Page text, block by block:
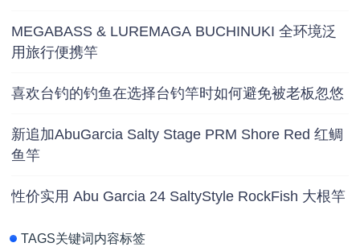
MEGABASS & LUREMAGA BUCHINUKI 全环境泛
用旅行便携竿
喜欢台钓的钓鱼在选择台钓竿时如何避免被老板忽悠
新追加AbuGarcia Salty Stage PRM Shore Red 红鲷
鱼竿
性价实用 Abu Garcia 24 SaltyStyle RockFish 大根竿
TAGS关键词内容标签